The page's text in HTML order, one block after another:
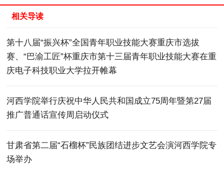
相关导读
第十八届“振兴杯”全国青年职业技能大赛重庆市选拔
赛、“巴渝工匠”杯重庆市第十三届青年职业技能大赛在重
庆电子科技职业大学拉开帷幕
河西学院举行庆祝中华人民共和国成立75周年暨第27届
推广普通话宣传周启动仪式
甘肃省第二届“石榴杯”民族团结进步文艺会演河西学院专
场举办